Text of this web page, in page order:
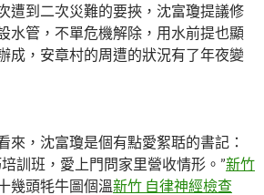
遭到二次災難的要挾，沈富瓊提議修
水管，不單危機解除，用水前提也顯
成，安章村的周遭的狀況有了年夜變
來，沈富瓊是個有點愛絮聒的書記：
訓班，愛上門問家里營收情形。”新竹
幾頭牦牛圖個溫新竹 自律神經檢查